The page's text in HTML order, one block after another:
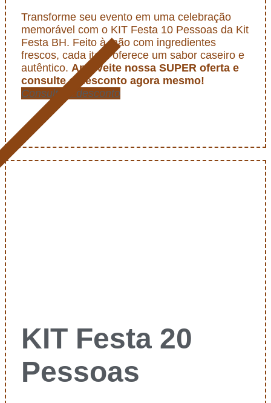
Transforme seu evento em uma celebração
memorável com o KIT Festa 10 Pessoas da Kit
Festa BH. Feito à mão com ingredientes
frescos, cada item oferece um sabor caseiro e
autêntico. Aproveite nossa SUPER oferta e
consulte o desconto agora mesmo!
Consulte o desconto
KIT Festa 20
Pessoas